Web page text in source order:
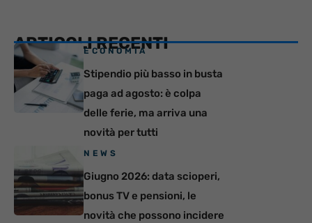
ARTICOLI RECENTI
ECONOMIA
Stipendio più basso in busta
paga ad agosto: è colpa
delle ferie, ma arriva una
novità per tutti
NEWS
Giugno 2026: data scioperi,
bonus TV e pensioni, le
novità che possono incidere